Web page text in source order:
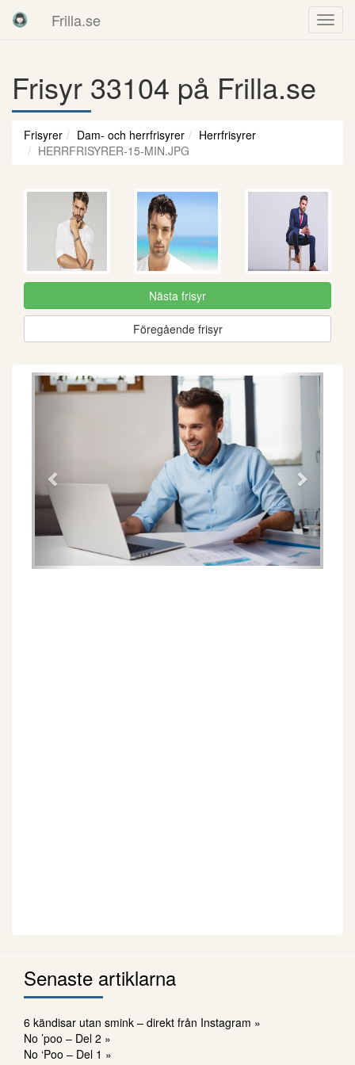
Frilla.se
Frisyr 33104 på Frilla.se
Frisyrer Dam- och herrfrisyrer
Herrfrisyrer
HERRFRISYRER-15-MIN.JPG
Nästa frisyr
Föregående frisyr
Föregående
Senaste artiklarna
6 kändisar utan smink – direkt från Instagram »
No ’poo – Del 2 »
No ‘Poo – Del 1 »